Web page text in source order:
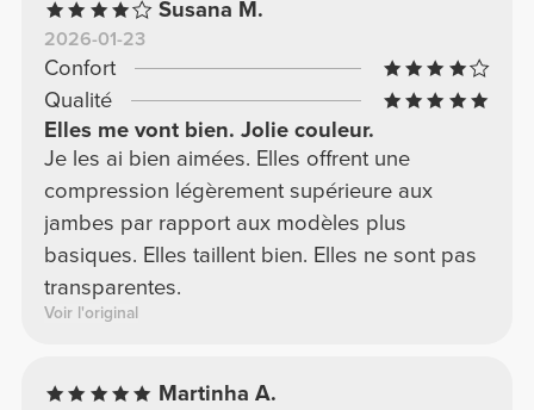
Susana M.
2026-01-23
Confort
Qualité
Elles me vont bien. Jolie couleur.
Je les ai bien aimées. Elles offrent une
compression légèrement supérieure aux
jambes par rapport aux modèles plus
basiques. Elles taillent bien. Elles ne sont pas
transparentes.
Voir l'original
Martinha A.